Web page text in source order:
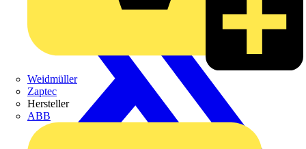
Weidmüller
Zaptec
Hersteller
ABB